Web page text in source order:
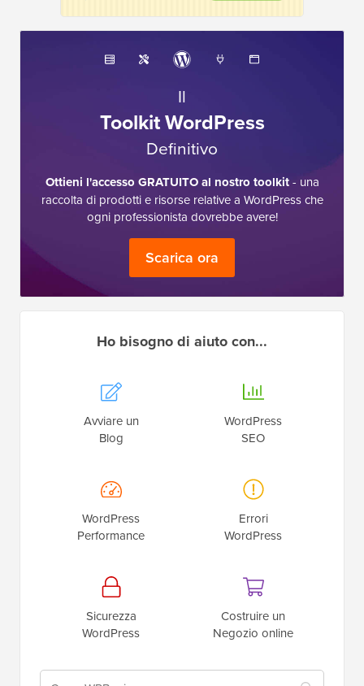
Il
Toolkit WordPress
Definitivo
Ottieni l'accesso GRATUITO al nostro toolkit- una
raccolta di prodotti e risorse relative a WordPress che
ogni professionista dovrebbe avere!
Scarica ora
Ho bisogno di aiuto con...
Avviare un
Blog
WordPress
SEO
WordPress
Performance
Errori
WordPress
Sicurezza
WordPress
Costruire un
Negozio online